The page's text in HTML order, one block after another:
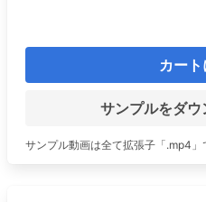
カー
サンプルをダ
サンプル動画は全て拡張子「.mp4」